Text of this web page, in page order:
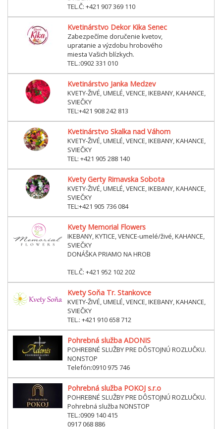
TEL.Č: +421 907 369 110
Kvetinárstvo Dekor Kika Senec
Zabezpečíme doručenie kvetov,
upratanie a výzdobu hrobového
miesta Vašich blízkych.
TEL.:0902 331 010
Kvetinárstvo Janka Medzev
KVETY-ŽIVÉ, UMELÉ, VENCE, IKEBANY, KAHANCE,
SVIEČKY
TEL:+421 908 242 813
Kvetinárstvo Skalka nad Váhom
KVETY-ŽIVÉ, UMELÉ, VENCE, IKEBANY, KAHANCE,
SVIEČKY
TEL: +421 905 288 140
Kvety Gerty Rimavska Sobota
KVETY-ŽIVÉ, UMELÉ, VENCE, IKEBANY, KAHANCE,
SVIEČKY
TEL:+421 905 736 084
Kvety Memorial Flowers
IKEBANY, KYTICE, VENCE-umelé/živé, KAHANCE,
SVIEČKY
DONÁŠKA PRIAMO NA HROB
TEL.Č: +421 952 102 202
Kvety Soňa Tr. Stankovce
KVETY-ŽIVÉ, UMELÉ, VENCE, IKEBANY, KAHANCE,
SVIEČKY
TEL.: +421 910 658 712
Pohrebná služba ADONIS
POHREBNÉ SLUŽBY PRE DÔSTOJNÚ ROZLUČKU.
NONSTOP
Telefón:0910 975 746
Pohrebná služba POKOJ s.r.o
POHREBNÉ SLUŽBY PRE DÔSTOJNÚ ROZLUČKU.
Pohrebná služba NONSTOP
TEL.:0909 140 415
0917 068 886